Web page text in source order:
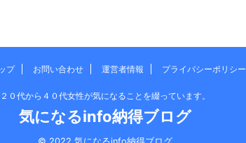
プ お問い合わせ 運営者情報 プライバシーポリシー
２０代から４０代女性が気になることを綴っています。
気になるinfo納得ブログ